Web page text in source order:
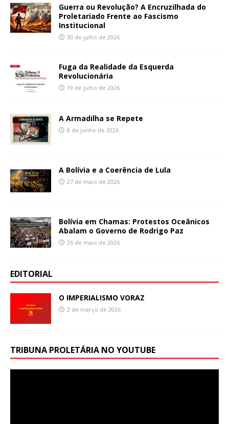
Guerra ou Revolução? A Encruzilhada do
Proletariado Frente ao Fascismo
Institucional
30 de julho de 2026
Fuga da Realidade da Esquerda
Revolucionária
19 de julho de 2026
A Armadilha se Repete
8 de junho de 2026
A Bolívia e a Coerência de Lula
27 de maio de 2026
Bolívia em Chamas: Protestos Oceânicos
Abalam o Governo de Rodrigo Paz
26 de maio de 2026
EDITORIAL
O IMPERIALISMO VORAZ
2 de março de 2026
TRIBUNA PROLETÁRIA NO YOUTUBE